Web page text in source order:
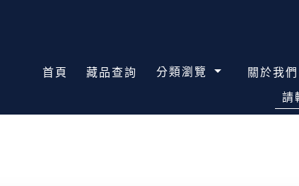
首頁 藏品查詢 分類瀏覽 關於我們
請